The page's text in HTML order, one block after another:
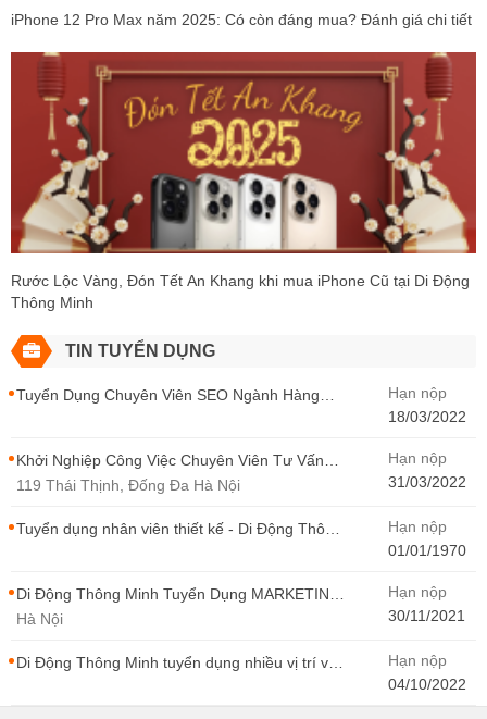
iPhone 12 Pro Max năm 2025: Có còn đáng mua? Đánh giá chi tiết
Rước Lộc Vàng, Đón Tết An Khang khi mua iPhone Cũ tại Di Động
Thông Minh
TIN TUYỂN DỤNG
Tuyển Dụng Chuyên Viên SEO Ngành Hàng
Hạn nộp
18/03/2022
Khởi Nghiệp Công Việc Chuyên Viên Tư Vấn
Bán Hàng Di Động Thông Minh
119 Thái Thịnh, Đống Đa Hà Nội
Hạn nộp
31/03/2022
Tuyển dụng nhân viên thiết kế - Di Động Thông
Hạn nộp
01/01/1970
Di Động Thông Minh Tuyển Dụng MARKETING
- CONTENT WIRITER
Hà Nội
Hạn nộp
30/11/2021
Di Động Thông Minh tuyển dụng nhiều vị trí với
Thông Minh
Hạn nộp
04/10/2022